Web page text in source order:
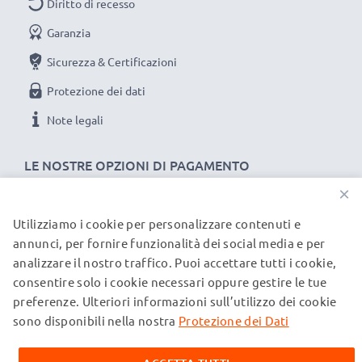
LE NOSTRE OPZIONI DI PAGAMENTO
Diritto di recesso
Garanzia
Sicurezza & Certificazioni
Protezione dei dati
Note legali
I NOSTRI PARTNER DI SPEDIZIONE
© subtel.it 2026
Tutti i prezzi includono l'IVA e sono esclusi i costi di
spedizione. Si prega di notare che tutti i marchi menzionati
sulle nostre pagine web esclusivamente per fornire
×
Utilizziamo i cookie per personalizzare contenuti e
annunci, per fornire funzionalità dei social media e per
analizzare il nostro traffico. Puoi accettare tutti i cookie,
consentire solo i cookie necessari oppure gestire le tue
preferenze. Ulteriori informazioni sull’utilizzo dei cookie
sono disponibili nella nostra Protezione dei Dati